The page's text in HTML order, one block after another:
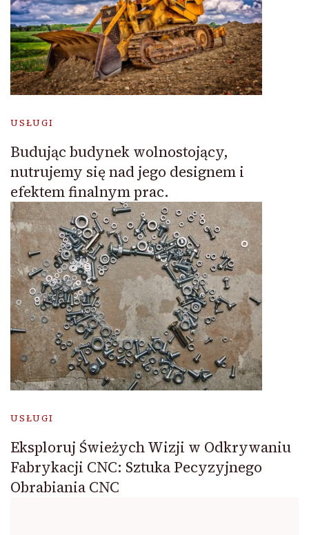
USŁUGI
Budując budynek wolnostojący,
nutrujemy się nad jego designem i
efektem finalnym prac.
USŁUGI
Eksploruj Świeżych Wizji w Odkrywaniu
Fabrykacji CNC: Sztuka Pecyzyjnego
Obrabiania CNC